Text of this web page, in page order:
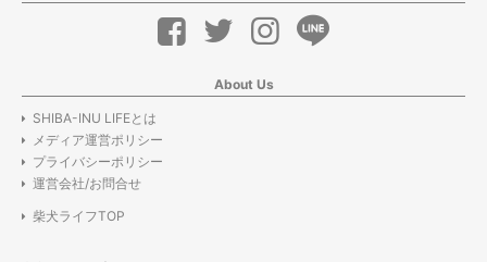
About Us
SHIBA-INU LIFEとは
メディア運営ポリシー
プライバシーポリシー
運営会社/お問合せ
柴犬ライフTOP